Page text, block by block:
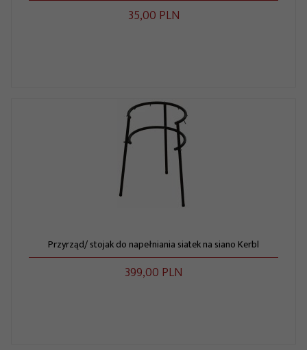
35,00 PLN
Przyrząd/ stojak do napełniania siatek na siano Kerbl
399,00 PLN